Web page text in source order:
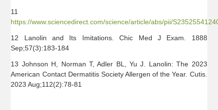
11
https://www.sciencedirect.com/science/article/abs/pii/
12 Lanolin and Its Imitations. Chic Med J Exam. 1888
Sep;57(3):183-184
13 Johnson H, Norman T, Adler BL, Yu J. Lanolin: The 2023
American Contact Dermatitis Society Allergen of the Year. Cutis.
2023 Aug;112(2):78-81